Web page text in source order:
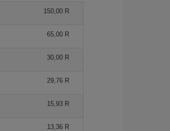
150,00 R
65,00 R
30,00 R
29,76 R
15,93 R
13,36 R